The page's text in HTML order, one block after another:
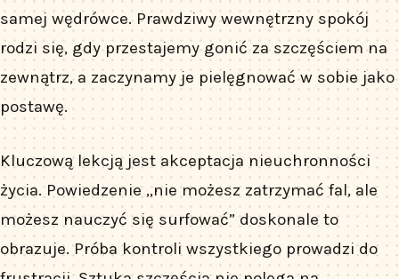
samej wędrówce. Prawdziwy wewnętrzny spokój
rodzi się, gdy przestajemy gonić za szczęściem na
zewnątrz, a zaczynamy je pielęgnować w sobie jako
postawę.
Kluczową lekcją jest akceptacja nieuchronności
życia. Powiedzenie „nie możesz zatrzymać fal, ale
możesz nauczyć się surfować” doskonale to
obrazuje. Próba kontroli wszystkiego prowadzi do